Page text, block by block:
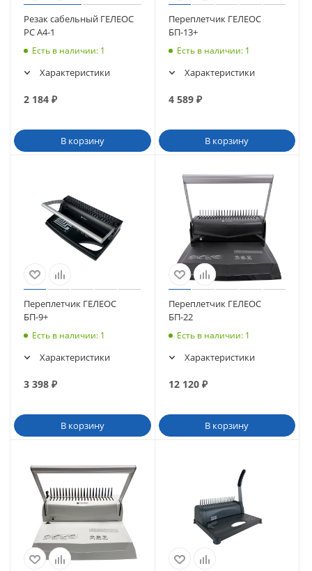
Резак сабельный ГЕЛЕОС
РС A4-1
Есть в наличии: 1
Характеристики
2 184 ₽
В корзину
Переплетчик ГЕЛЕОС
БП-13+
Есть в наличии: 1
Характеристики
4 589₽
В корзину
Переплетчик ГЕЛЕОС
БП-9+
Есть в наличии: 1
Характеристики
3 398 ₽
В корзину
Переплетчик ГЕЛЕОС
БП-22
Есть в наличии: 1
Характеристики
12 120₽
В корзину